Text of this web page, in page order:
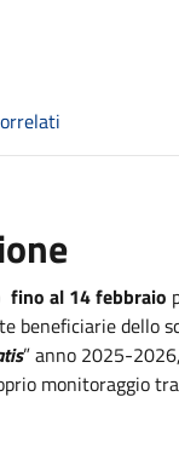
fino al 14 febbraio
beneficiarie dello
” anno 2025-
monitoraggio